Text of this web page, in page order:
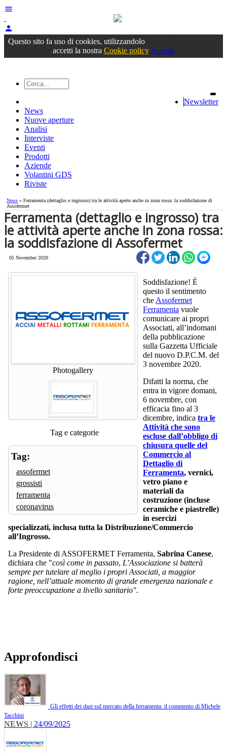
menu
person
Accedioppure registrati
Questo sito fa uso di cookies, utilizzandolo
accetti la nostra Cookie policy Accetta
Newsletter
News
Nuove aperture
Analisi
Interviste
Eventi
Prodotti
Aziende
Volantini GDS
Riviste
News » Ferramenta (dettaglio e ingrosso) tra le attività aperte anche in zona rossa: la soddisfazione di
Assofermet
Ferramenta (dettaglio e ingrosso) tra
le attività aperte anche in zona rossa:
la soddisfazione di Assofermet
05 November 2020
Photogallery
Tag e categorie
Tag:
assofermet
grossisti
ferramenta
coronavirus
Soddisfazione! È
questo il sentimento
che Assofermet
Ferramenta vuole
comunicare ai propri
Associati, all’indomani
della pubblicazione
sulla Gazzetta Ufficiale
del nuovo D.P.C.M. del
3 novembre 2020.
Difatti la norma, che
entra in vigore domani,
6 novembre, con
efficacia fino al 3
dicembre, indica tra le
Attività che sono
escluse dall’obbligo di
chiusura quelle del
Commercio al
Dettaglio di
Ferramenta, vernici,
vetro piano e
materiali da
costruzione (incluse
ceramiche e piastrelle)
in esercizi
specializzati, inclusa tutta la Distribuzione/Commercio
all’Ingrosso.
La Presidente di ASSOFERMET Ferramenta, Sabrina Canese,
dichiara che "così come in passato, L’Associazione si batterà
sempre per tutelare al meglio i propri Associati, a maggior
ragione, nell’attuale momento di grande emergenza nazionale e
forte preoccupazione a livello sanitario".
Approfondisci
Gli effetti dei dazi sul mercato della ferramenta: il commento di Michele
Tacchini
NEWS | 24/09/2025